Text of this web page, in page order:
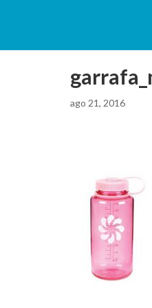
ago 21, 2016